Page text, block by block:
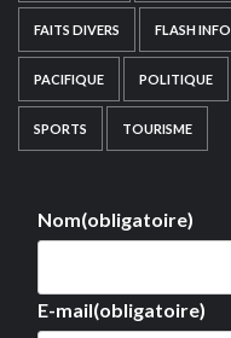
FAITS DIVERS FLASH INFO
PACIFIQUE POLITIQUE
SPORTS TOURISME
Nom(obligatoire)
E-mail(obligatoire)